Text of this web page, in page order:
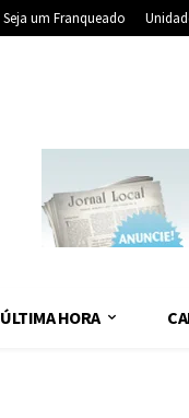
Seja um Franqueado
ÚLTIMA HORA